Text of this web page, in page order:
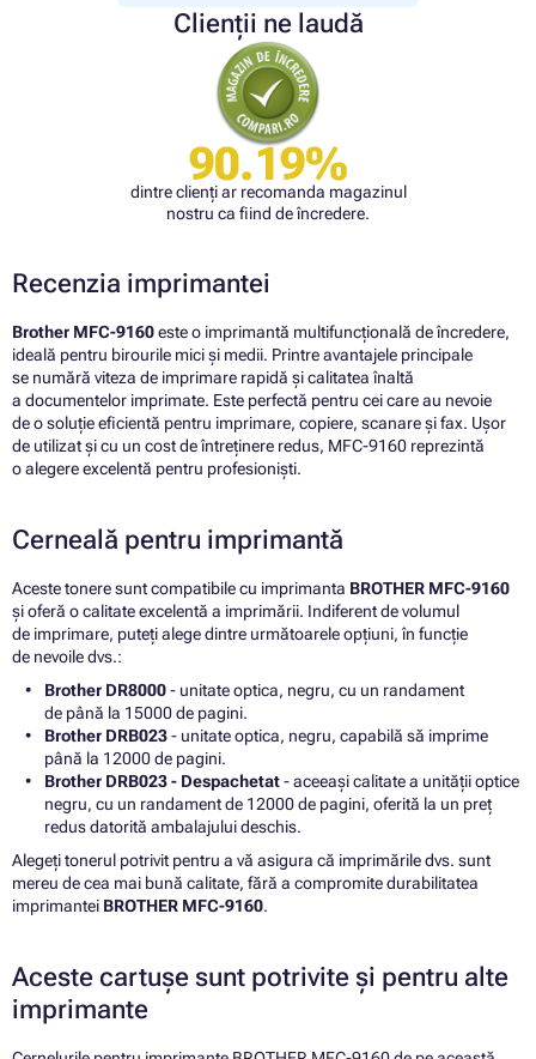
Clienții ne laudă
90.19%
dintre clienți ar recomanda magazinul
nostru ca fiind de încredere.
Recenzia imprimantei
Brother MFC-9160este o imprimantă multifuncțională de încredere,
ideală pentru birourile mici și medii. Printre avantajele principale
se numără viteza de imprimare rapidă și calitatea înaltă
a documentelor imprimate. Este perfectă pentru cei care au nevoie
de o soluție eficientă pentru imprimare, copiere, scanare și fax. Ușor
de utilizat și cu un cost de întreținere redus, MFC-9160 reprezintă
o alegere excelentă pentru profesioniști.
Cerneală pentru imprimantă
Aceste tonere sunt compatibile cu imprimanta BROTHER MFC-9160
și oferă o calitate excelentă a imprimării. Indiferent de volumul
de imprimare, puteți alege dintre următoarele opțiuni, în funcție
de nevoile dvs.:
Brother DR8000- unitate optica, negru, cu un randament
de până la 15000 de pagini.
Brother DRB023- unitate optica, negru, capabilă să imprime
până la 12000 de pagini.
Brother DRB023 - Despachetat- aceeași calitate a unității optice
negru, cu un randament de 12000 de pagini, oferită la un preț
redus datorită ambalajului deschis.
Alegeți tonerul potrivit pentru a vă asigura că imprimările dvs. sunt
mereu de cea mai bună calitate, fără a compromite durabilitatea
imprimantei BROTHER MFC-9160.
Aceste cartușe sunt potrivite și pentru alte
imprimante